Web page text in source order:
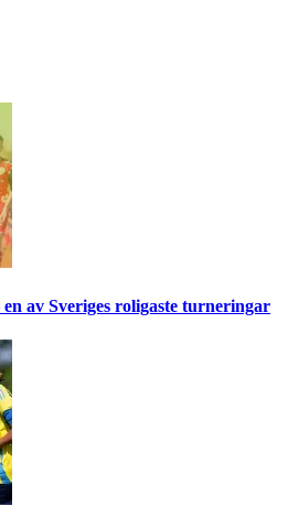
av Sveriges roligaste turneringar